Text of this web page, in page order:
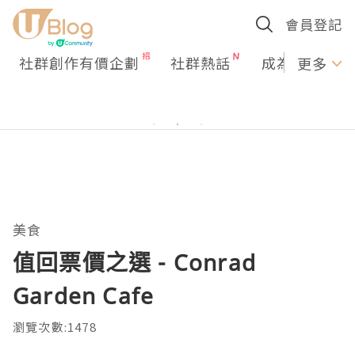
會員登記
社群創作有價企劃 社群熱話 成為U更多
美食
值回票價之選 - Conrad
Garden Cafe
瀏覽次數:1478